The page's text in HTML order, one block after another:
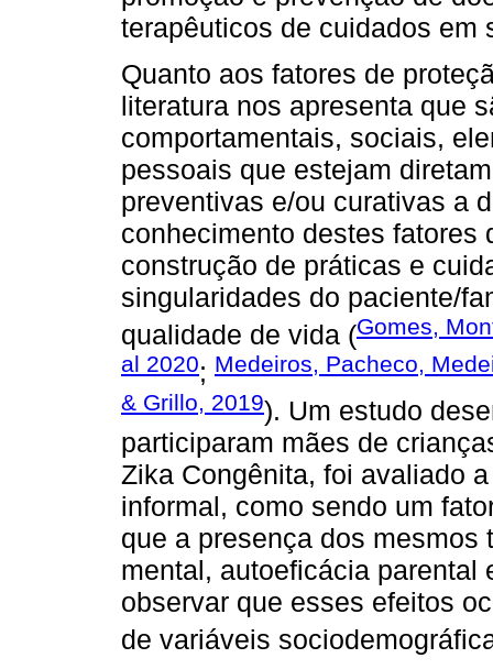
terapêuticos de cuidados em
Quanto aos fatores de
literatura nos apresenta que
comportamentais, sociais,
pessoais que estejam
preventivas e/ou curativas a
conhecimento destes fatores
construção de práticas e
singularidades do paciente/
qualidade de vida (Gomes,
al 2020; Medeiros, Pacheco,
& Grillo, 2019). Um estudo
participaram mães de
Zika Congênita, foi avaliado
informal, como sendo um
que a presença dos mesmos
mental, autoeficácia parental
observar que esses efeitos
de variáveis